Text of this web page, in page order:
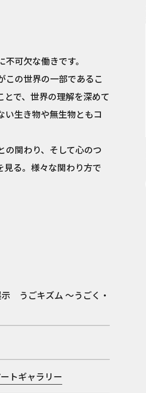
可欠な働きです。
この世界の一部であるこ
で、世界の理解を深めて
い生き物や無生物ともコ
の関わり、そして心のつ
見る。様々な関わり方で
うごキズム ～うごく・
トギャラリー